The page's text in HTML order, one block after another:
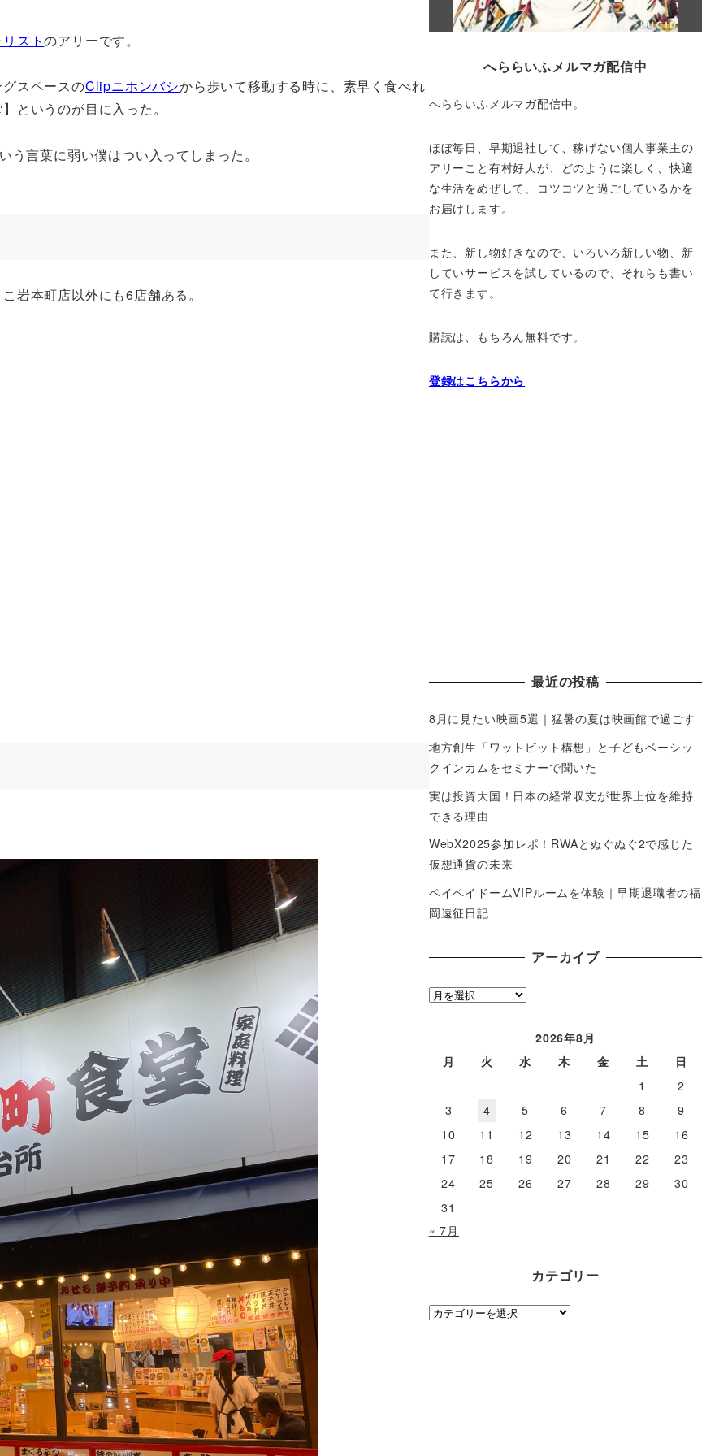
ストのアリーです。
スペースのClipニホンバシから歩いて移動する時に、素早く食べれ
というのが目に入った。
言葉に弱い僕はつい入ってしまった。
岩本町店以外にも6店舗ある。
へららいふメルマガ配信中
へららいふメルマガ配信中。
ほぼ毎日、早期退社して、稼げない個人事業主の
アリーこと有村好人が、どのように楽しく、快適
な生活をめぜして、 コツコツと過ごしているかを
お届けします。
また、新し物好きなので、いろいろ新しい物、 新
していサービスを試しているので、それらも書い
て行きます。
購読は、もちろん無料です。
登録はこちらから
最近の投稿
8月に見たい映画5選｜猛暑の夏は映画館で過ごす
地方創生「ワットビット構想」と子どもベーシッ
クインカムをセミナーで聞いた
実は投資大国！日本の経常収支が世界上位を維持
できる理由
WebX2025参加レポ！RWAとぬぐぬぐ2で感じた
仮想通貨の未来
ペイペイドームVIPルームを体験｜早期退職者の福
岡遠征日記
アーカイブ
ア
2026年8月
月
火 水 木 金 土
日
1
2
3
4 5 6 7 8
9
10
11 12 13 14 15
16
17
18 19 20 21 22
23
24
25 26 27 28 29
30
31
« 7月
カテゴリー
カ